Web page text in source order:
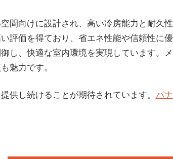
間向けに設計され、高い冷房能力と耐久性
評価を得ており、省エネ性能や信頼性に優
し、快適な室内環境を実現しています。メ
魅力です。
供し続けることが期待されています。 パナ